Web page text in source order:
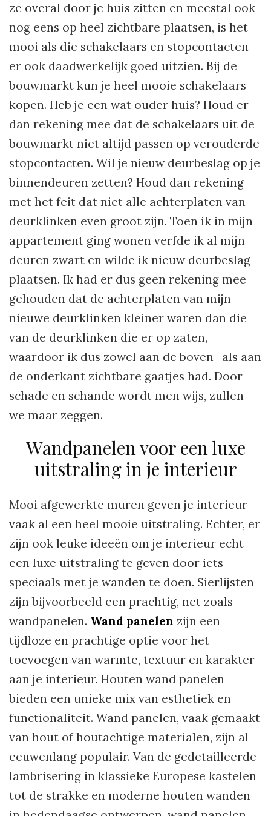
ze overal door je huis zitten en meestal ook
nog eens op heel zichtbare plaatsen, is het
mooi als die schakelaars en stopcontacten
er ook daadwerkelijk goed uitzien. Bij de
bouwmarkt kun je heel mooie schakelaars
kopen. Heb je een wat ouder huis? Houd er
dan rekening mee dat de schakelaars uit de
bouwmarkt niet altijd passen op verouderde
stopcontacten. Wil je nieuw deurbeslag op je
binnendeuren zetten? Houd dan rekening
met het feit dat niet alle achterplaten van
deurklinken even groot zijn. Toen ik in mijn
appartement ging wonen verfde ik al mijn
deuren zwart en wilde ik nieuw deurbeslag
plaatsen. Ik had er dus geen rekening mee
gehouden dat de achterplaten van mijn
nieuwe deurklinken kleiner waren dan die
van de deurklinken die er op zaten,
waardoor ik dus zowel aan de boven- als aan
de onderkant zichtbare gaatjes had. Door
schade en schande wordt men wijs, zullen
we maar zeggen.
Wandpanelen voor een luxe
uitstraling in je interieur
Mooi afgewerkte muren geven je interieur
vaak al een heel mooie uitstraling. Echter, er
zijn ook leuke ideeën om je interieur echt
een luxe uitstraling te geven door iets
speciaals met je wanden te doen. Sierlijsten
zijn bijvoorbeeld een prachtig, net zoals
wandpanelen. Wand panelen zijn een
tijdloze en prachtige optie voor het
toevoegen van warmte, textuur en karakter
aan je interieur. Houten wand panelen
bieden een unieke mix van esthetiek en
functionaliteit. Wand panelen, vaak gemaakt
van hout of houtachtige materialen, zijn al
eeuwenlang populair. Van de gedetailleerde
lambrisering in klassieke Europese kastelen
tot de strakke en moderne houten wanden